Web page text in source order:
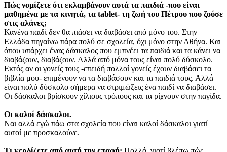
Πώς νομίζετε ότι εκλαμβάνουν αυτά τα παιδιά -που είναι
μαθημένα με τα κινητά, τα tablet- τη ζωή του Πέτρου που ζούσε
στις αλάνες;
Κανένα παιδί δεν θα πιάσει να διαβάσει από μόνο του. Στην
Ελλάδα πηγαίνω πάρα πολύ σε σχολεία, όχι μόνο στην Αθήνα. Και
όπου υπάρχει ένας δάσκαλος που εμπνέει τα παιδιά και τα κάνει να
διαβάζουν, διαβάζουν. Αλλά από μόνα τους είναι πολύ δύσκολο.
Εκτός αν οι γονείς τους -επειδή πολλοί γονείς έχουν διαβάσει τα
βιβλία μου- επιμένουν να τα διαβάσουν και τα παιδιά τους. Αλλά
είναι πολύ δύσκολο σήμερα να στριμώξεις ένα παιδί να διαβάσει.
Οι δάσκαλοι βρίσκουν χίλιους τρόπους και τα ρίχνουν στην παγίδα.
Οι καλοί δάσκαλοι.
Ναι αλλά εγώ πάω στα σχολεία που είναι καλοί δάσκαλοι γιατί
αυτοί με προσκαλούνε.